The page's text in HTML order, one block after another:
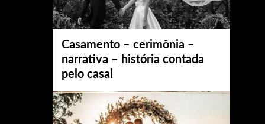
Casamento – cerimônia –
narrativa – história contada
pelo casal